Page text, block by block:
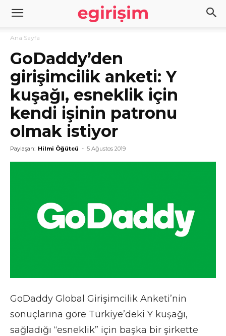
Ana Sayfa
GoDaddy’den
girişimcilik anketi: Y
kuşağı, esneklik için
kendi işinin patronu
olmak istiyor
Paylaşan: Hilmi Öğütcü - 5 Ağustos 2019
GoDaddy Global Girişimcilik Anketi’nin
sonuçlarına göre Türkiye’deki Y kuşağı,
sağladığı “esneklik” için başka bir şirkette